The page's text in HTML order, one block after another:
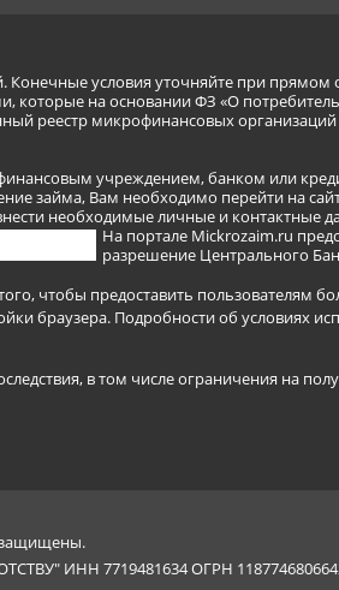
Конечные условия уточняйте при
на основании ФЗ «О
реестр микрофинансовых
учреждением, банком или
займа, Вам необходимо перейти на
необходимые личные и контактные
На портале Mickrozaim.ru
разрешение Центрального
чтобы предоставить пользователям
браузера. Подробности об условиях
в том числе ограничения на
защищены.
ИНН 7719481634 ОГРН